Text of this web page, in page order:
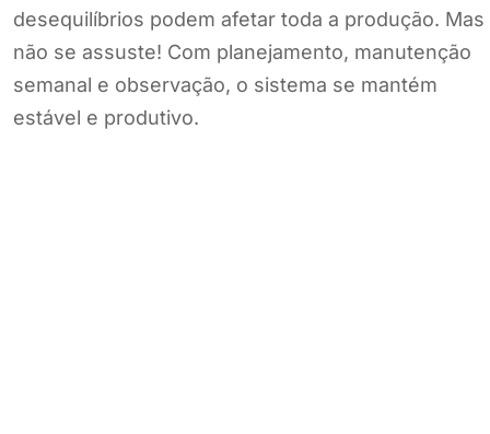
desequilíbrios podem afetar toda a produção. Mas
não se assuste! Com planejamento, manutenção
semanal e observação, o sistema se mantém
estável e produtivo.